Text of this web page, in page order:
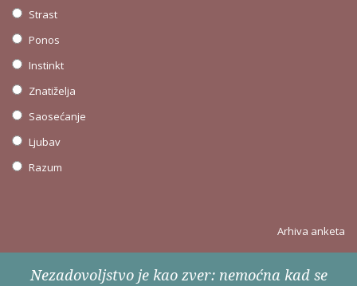
Strast
Ponos
Instinkt
Znatiželja
Saosećanje
Ljubav
Razum
Arhiva anketa
Nezadovoljstvo je kao zver: nemoćna kad se